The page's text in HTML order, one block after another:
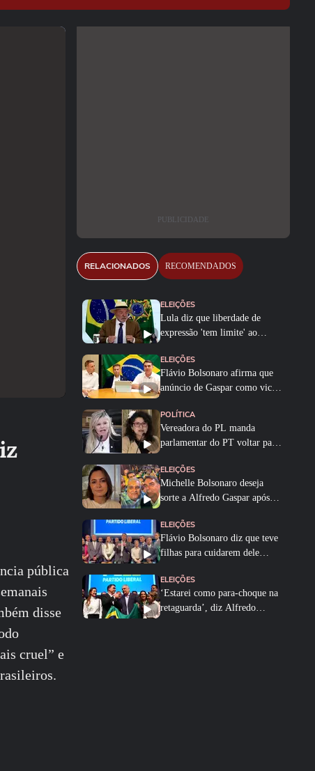
pública
disse
cruel” e
PUBLICIDADE
RELACIONADOS RECOMENDADOS
ELEIÇÕES
Lula diz que liberdade de
expressão 'tem limite' ao
ELEIÇÕES
Flávio Bolsonaro afirma que
anúncio de Gaspar como vice
POLÍTICA
Vereadora do PL manda
parlamentar do PT voltar para
ELEIÇÕES
Michelle Bolsonaro deseja
sorte a Alfredo Gaspar após
ELEIÇÕES
Flávio Bolsonaro diz que teve
filhas para cuidarem dele
ELEIÇÕES
‘Estarei como para-choque na
retaguarda’, diz Alfredo